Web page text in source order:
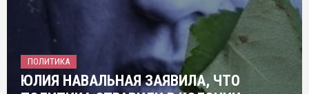
ПОЛИТИКА
ЮЛИЯ НАВАЛЬНАЯ ЗАЯВИЛА, ЧТО